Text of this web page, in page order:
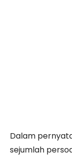
Dalam
sejumlah